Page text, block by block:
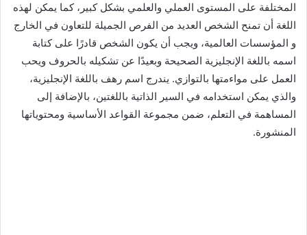
المختلفة على المستوى العملي والعلمي بشكل كبير، كما يمكن لهذه
اللغة أن تمنح الشخص العديد من الفرص الجميلة للتعاون في الخارج
و المؤسسات العالمية، ويجب أن يكون الشخص قادرًا على كتابة
اسمه باللغة الإنجليزية الصحيحة وبعيدًا عن تشكيله بالحروف ويحب
العمل على مواءمتها بالتوازي. يندرج اسم رهف باللغة الإنجليزية،
والذي يمكن استخدامه في السير الذاتية باللغتين، بالإضافة إلى
المساهمة في التعلم، ضمن مجموعة القواعد الأساسية ومحتوياتها
المنشورة.